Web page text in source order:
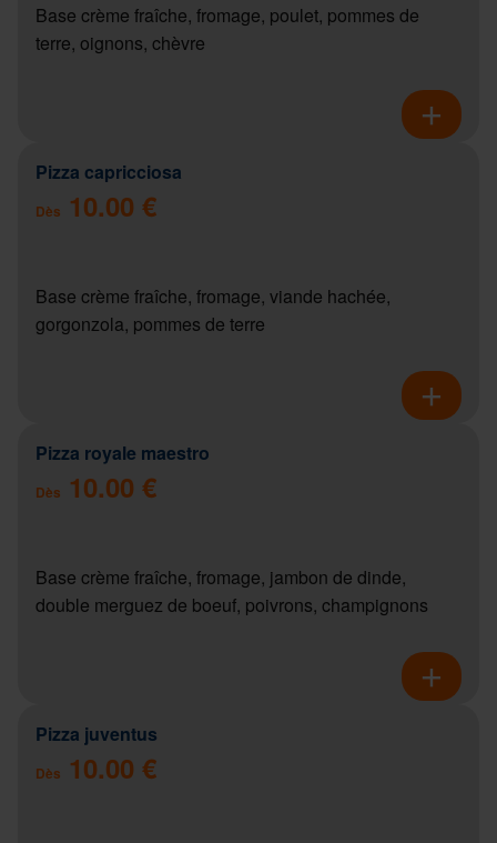
Base crème fraîche, fromage, poulet, pommes de
terre, oignons, chèvre
Pizza capricciosa
Dès 10.00 €
Base crème fraîche, fromage, viande hachée,
gorgonzola, pommes de terre
Pizza royale maestro
Dès 10.00 €
Base crème fraîche, fromage, jambon de dinde,
double merguez de boeuf, poivrons, champignons
Pizza juventus
Dès 10.00 €